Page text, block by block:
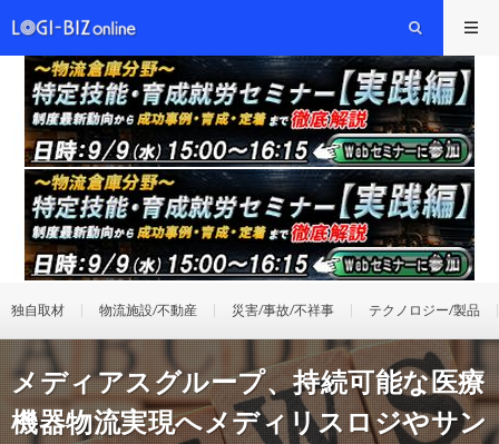
独自取材 物流施設/不動産 災害/事故/不祥事 テクノロジー/製品
メディアスグループ、持続可能な医療
機器物流実現へメディリスロジやサン